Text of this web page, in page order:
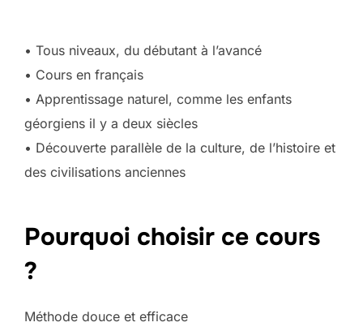
• Tous niveaux, du débutant à l’avancé
• Cours en français
• Apprentissage naturel, comme les enfants
géorgiens il y a deux siècles
• Découverte parallèle de la culture, de l’histoire et
des civilisations anciennes
Pourquoi choisir ce cours
?
Méthode douce et efficace